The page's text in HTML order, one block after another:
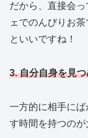
だから、直接会
ェでのんびりお
といいですね！
3. 自分自身を見
一方的に相手に
す時間を持つのが